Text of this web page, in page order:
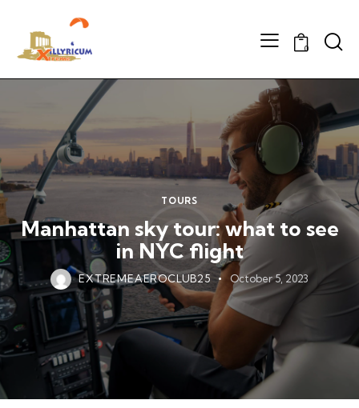
0
TOURS
Manhattan sky tour: what to see
in NYC flight
EXTREMEAEROCLUB25 October 5, 2023